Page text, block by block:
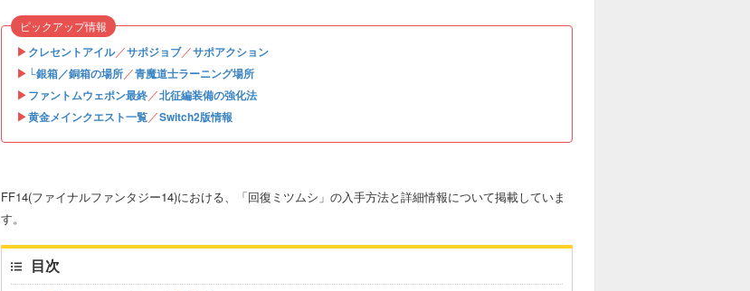
▶クレセントアイル／サポジョブ／サポアクション
▶ └銀箱／銅箱の場所／青魔道士ラーニング場所
▶ファントムウェポン最終／北征編装備の強化法
▶黄金メインクエスト一覧／Switch2版情報
ピックアップ情報
FF14(ファイナルファンタジー14)における、「回復ミツムシ」の入手方法と詳細情報について掲載していま
す。
目次